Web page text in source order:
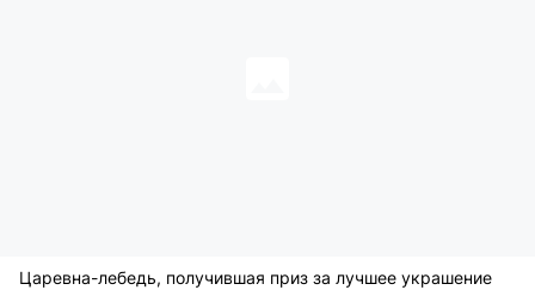
Царевна-лебедь, получившая приз за лучшее украшение